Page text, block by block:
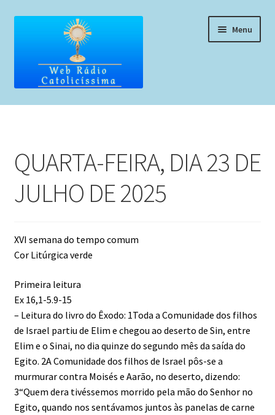
conteúdo
Menu
Home
Liturgia Diária
Horários de missas
Pedidos de oração, testemunho ou música
QUARTA-FEIRA, DIA 23 DE
JULHO DE 2025
XVI semana do tempo comum
Cor Litúrgica verde
Primeira leitura
Ex 16,1-5.9-15
– Leitura do livro do Êxodo: 1Toda a Comunidade dos filhos
de Israel partiu de Elim e chegou ao deserto de Sin, entre
Elim e o Sinai, no dia quinze do segundo mês da saída do
Egito. 2A Comunidade dos filhos de Israel pôs-se a
murmurar contra Moisés e Aarão, no deserto, dizendo:
3“Quem dera tivéssemos morrido pela mão do Senhor no
Egito, quando nos sentávamos juntos às panelas de carne